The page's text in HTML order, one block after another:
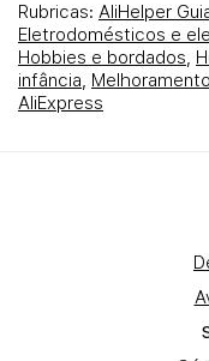
Rubricas: AliHelper
Eletrodomésticos e
Hobbies e bordados,
infância,
AliExpress